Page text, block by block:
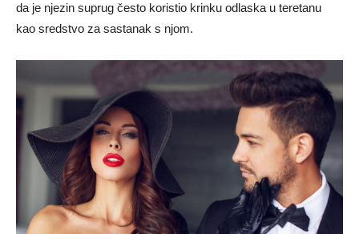
da je njezin suprug često koristio krinku odlaska u teretanu
kao sredstvo za sastanak s njom.